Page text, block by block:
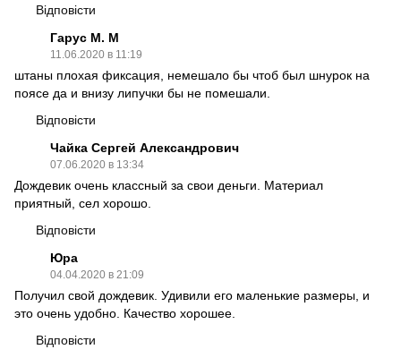
Відповісти
Гарус М. М
11.06.2020 в 11:19
штаны плохая фиксация, немешало бы чтоб был шнурок на
поясе да и внизу липучки бы не помешали.
Відповісти
Чайка Сергей Александрович
07.06.2020 в 13:34
Дождевик очень классный за свои деньги. Материал
приятный, сел хорошо.
Відповісти
Юра
04.04.2020 в 21:09
Получил свой дождевик. Удивили его маленькие размеры, и
это очень удобно. Качество хорошее.
Відповісти